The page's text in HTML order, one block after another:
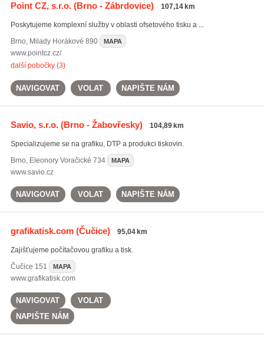
Point CZ, s.r.o.(Brno - Zábrdovice) 107,14 km
Poskytujeme komplexní služby v oblasti ofsetového tisku a ...
Brno, Milady Horákové 890 MAPA
www.pointcz.cz/
další pobočky (3)
NAVIGOVAT VOLAT NAPIŠTE NÁM
Savio, s.r.o.(Brno - Žabovřesky) 104,89 km
Specializujeme se na grafiku, DTP a produkci tiskovin.
Brno, Eleonory Voračické 734 MAPA
www.savio.cz
NAVIGOVAT VOLAT NAPIŠTE NÁM
grafikatisk.com(Čučice) 95,04 km
Zajišťujeme počítačovou grafiku a tisk.
Čučice 151 MAPA
www.grafikatisk.com
NAVIGOVAT
VOLAT
NAPIŠTE NÁM